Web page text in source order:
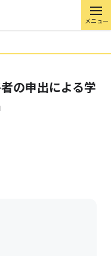
メニュー
の申出による学